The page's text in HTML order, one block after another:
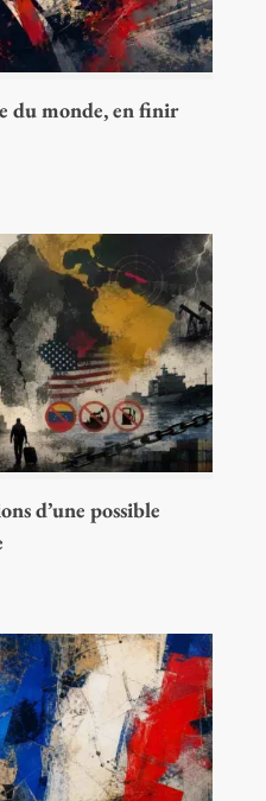
du monde, en finir
d’une possible